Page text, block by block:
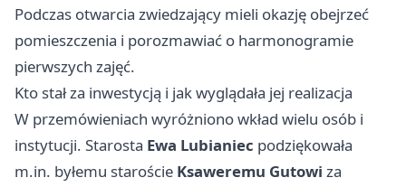
Podczas otwarcia zwiedzający mieli okazję obejrzeć
pomieszczenia i porozmawiać o harmonogramie
pierwszych zajęć.
Kto stał za inwestycją i jak wyglądała jej realizacja
W przemówieniach wyróżniono wkład wielu osób i
instytucji. Starosta Ewa Lubianiec podziękowała
m.in. byłemu staroście Ksaweremu Gutowi za